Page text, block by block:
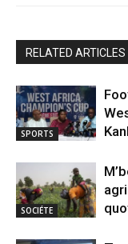
RELATED ARTICLES
SPORTS
SOCIÉTE